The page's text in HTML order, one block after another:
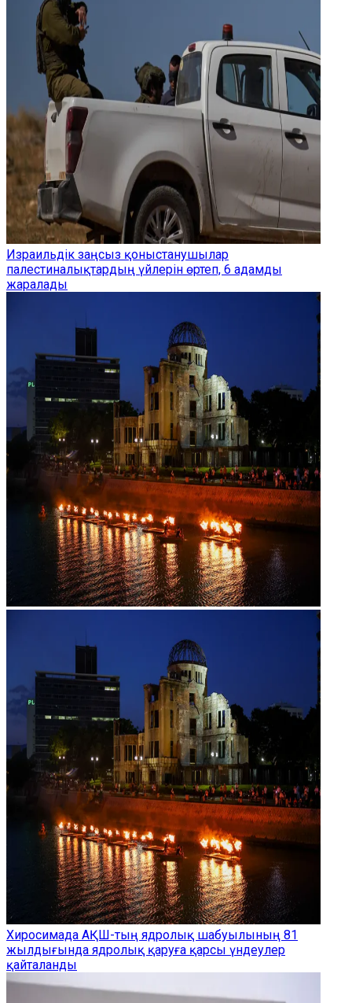
Израильдік заңсыз қоныстанушылар
палестиналықтардың үйлерін өртеп, 6 адамды
жаралады
Хиросимада АҚШ-тың ядролық шабуылының 81
жылдығында ядролық қаруға қарсы үндеулер
қайталанды